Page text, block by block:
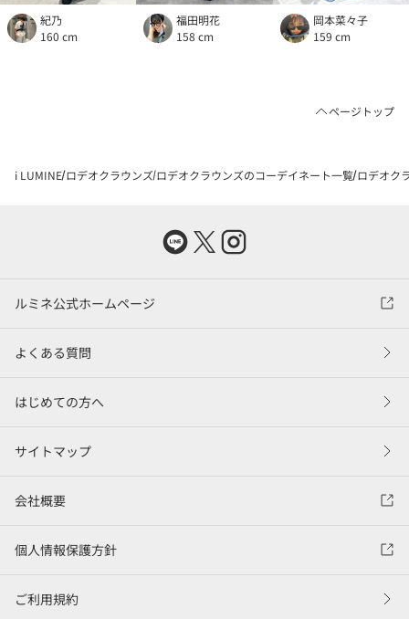
紀乃
160 cm
福田明花
158 cm
岡本菜々子
159 cm
ページトップ
i LUMINE ロデオクラウンズ ロデオクラウンズのコーデイネート一覧 ロデオク
ルミネ公式ホームページ
よくある質問
はじめての方へ
サイトマップ
会社概要
個人情報保護方針
ご利用規約